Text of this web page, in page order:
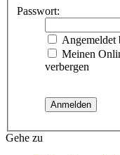
Passwort:
Angemeldet
Meinen
verbergen
Gehe zu